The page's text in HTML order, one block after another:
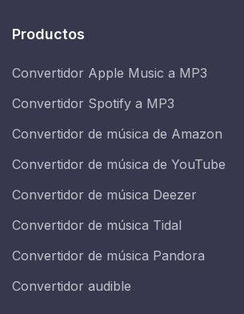
Productos
Convertidor Apple Music a MP3
Convertidor Spotify a MP3
Convertidor de música de Amazon
Convertidor de música de YouTube
Convertidor de música Deezer
Convertidor de música Tidal
Convertidor de música Pandora
Convertidor audible